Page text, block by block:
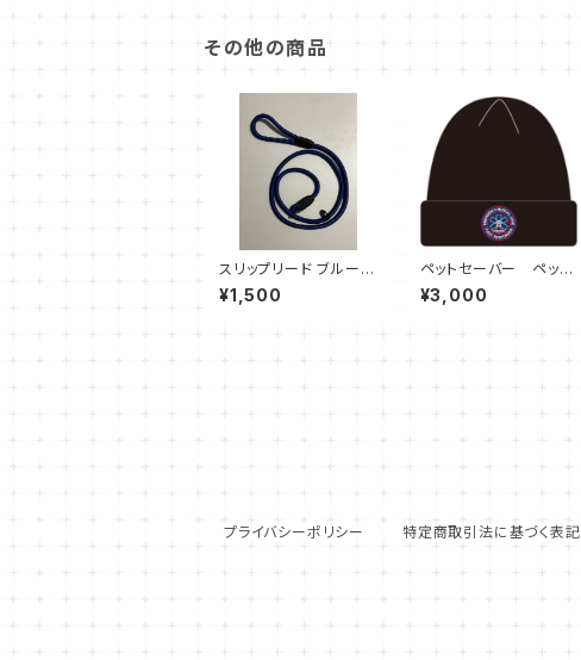
その他の商品
スリップリード ブルー
（細）：ペットのしつけや
トレーニングに最適
¥1,500
ペットセーバー ペット
の救急隊員（First Res
ponder）ビーニーズ
¥3,000
プライバシーポリシー 特定商取引法に基づく表記